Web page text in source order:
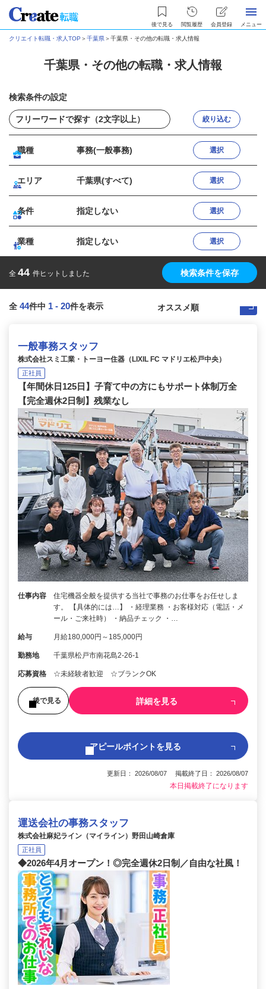
後で見る 閲覧履歴 会員登録 メニュー
クリエイト転職・求人TOP ＞千葉県＞千葉県・その他の転職・求人情報
千葉県・その他の転職・求人情報
検索条件の設定
絞り込む
職種 事務(一般事務) 選択
エリア 千葉県(すべて) 選択
条件 指定しない 選択
業種 指定しない 選択
全 44 件ヒットしました 検索条件を保存
全 44件中 1 - 20件を表示
一般事務スタッフ
株式会社スミ工業・トーヨー住器（LIXIL FC マドリエ松戸中央）
正社員
【年間休日125日】子育て中の方にもサポート体制万全
【完全週休2日制】残業なし
仕事内容
住宅機器全般を提供する当社で事務のお仕事をお任せしま
す。 【具体的には…】 ・経理業務 ・お客様対応（電話・メ
ール・ご来社時） ・納品チェック ・…
給与 月給180,000円～185,000円
勤務地 千葉県松戸市南花島2-26-1
応募資格 ☆未経験者歓迎 ☆ブランクOK
後で見る 詳細を見る
アピールポイントを見る
更新日： 2026/08/07 掲載終了日： 2026/08/07
本日掲載終了になります
運送会社の事務スタッフ
株式会社麻妃ライン（マイライン）野田山崎倉庫
正社員
◆2026年4月オープン！◎完全週休2日制／自由な社風！